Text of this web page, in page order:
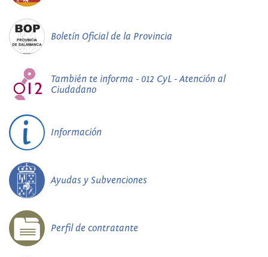
Boletín Oficial de la Provincia
También te informa - 012 CyL - Atención al
Ciudadano
Información
Ayudas y Subvenciones
Perfil de contratante